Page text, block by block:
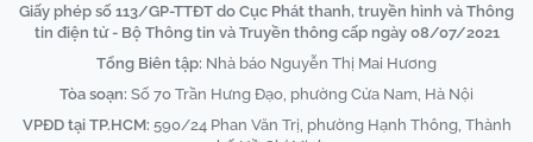
Giấy phép số 113/GP-TTĐT do Cục Phát thanh, truyền hình và Thông
tin điện tử - Bộ Thông tin và Truyền thông cấp ngày 08/07/2021
Tổng Biên tập: Nhà báo Nguyễn Thị Mai Hương
Tòa soạn: Số 70 Trần Hưng Đạo, phường Cửa Nam, Hà Nội
VPĐD tại TP.HCM: 590/24 Phan Văn Trị, phường Hạnh Thông, Thành